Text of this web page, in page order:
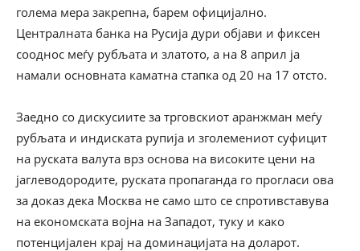
голема мера закрепна, барем официјално.
Централната банка на Русија дури објави и фиксен
сооднос меѓу рубљата и златото, а на 8 април ја
намали основната каматна стапка од 20 на 17 отсто.
Заедно со дискусиите за трговскиот аранжман меѓу
рубљата и индиската рупија и зголемениот суфицит
на руската валута врз основа на високите цени на
јаглеводородите, руската пропаганда го прогласи ова
за доказ дека Москва не само што се спротивставува
на економската војна на Западот, туку и како
потенцијален крај на доминацијата на доларот.